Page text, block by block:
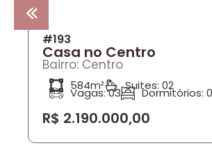
#193
Casa no Centro
Bairro: Centro
584m² Suites: 02
Vagas: 03 Dormitórios: 02
R$ 2.190.000,00